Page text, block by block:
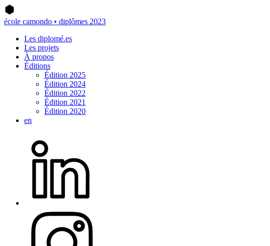
école camondo • diplômes 2023
Les diplomé.es
Les projets
À propos
Éditions
Édition 2025
Édition 2024
Édition 2022
Édition 2021
Édition 2020
en